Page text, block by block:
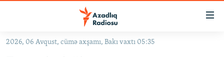
Əsas
2026, 06 Avqust, cümə axşamı, Bakı vaxtı 05:35